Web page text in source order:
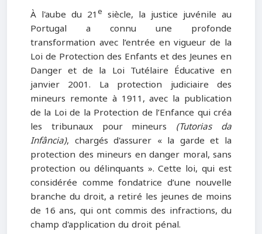
À l'aube du 21e siècle, la justice juvénile au
Portugal a connu une profonde
transformation avec l’entrée en vigueur de la
Loi de Protection des Enfants et des Jeunes en
Danger et de la Loi Tutélaire Éducative en
janvier 2001. La protection judiciaire des
mineurs remonte à 1911, avec la publication
de la Loi de la Protection de l’Enfance qui créa
les tribunaux pour mineurs (Tutorias da
Infância), chargés d'assurer « la garde et la
protection des mineurs en danger moral, sans
protection ou délinquants ». Cette loi, qui est
considérée comme fondatrice d’une nouvelle
branche du droit, a retiré les jeunes de moins
de 16 ans, qui ont commis des infractions, du
champ d'application du droit pénal.